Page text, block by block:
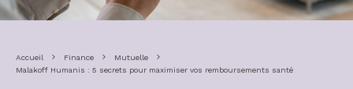
Accueil Finance
Mutuelle
Malakoff Humanis : 5 secrets pour maximiser vos remboursements santé